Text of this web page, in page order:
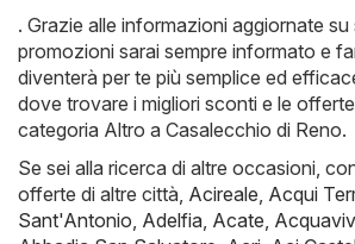
. Grazie alle informazioni aggiornate su
promozioni sarai sempre informato e
diventerà per te più semplice ed
dove trovare i migliori sconti e le
categoria Altro a Casalecchio di Reno.
Se sei alla ricerca di altre occasioni,
offerte di altre città, Acireale Acqui
Sant'Antonio Adelfia Acate